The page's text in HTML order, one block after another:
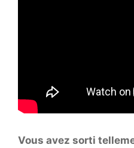
Vous avez sorti